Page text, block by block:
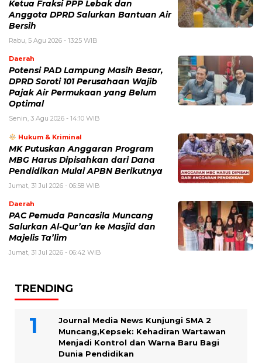
Ketua Fraksi PPP Lebak dan
Anggota DPRD Salurkan Bantuan Air
Bersih
Rabu, 5 Agu 2026 - 13:25 WIB
Daerah
Potensi PAD Lampung Masih Besar,
DPRD Soroti 101 Perusahaan Wajib
Pajak Air Permukaan yang Belum
Optimal
Senin, 3 Agu 2026 - 14:10 WIB
Hukum & Kriminal
MK Putuskan Anggaran Program
MBG Harus Dipisahkan dari Dana
Pendidikan Mulai APBN Berikutnya
Jumat, 31 Jul 2026 - 06:58 WIB
Daerah
PAC Pemuda Pancasila Muncang
Salurkan Al-Qur’an ke Masjid dan
Majelis Ta’lim
Jumat, 31 Jul 2026 - 06:42 WIB
TRENDING
Journal Media News Kunjungi SMA 2
Muncang,Kepsek: Kehadiran Wartawan
Menjadi Kontrol dan Warna Baru Bagi
Dunia Pendidikan